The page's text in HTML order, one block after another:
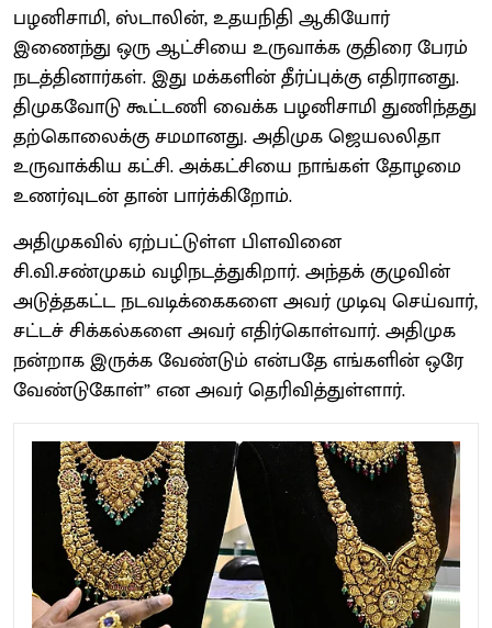
பழனிசாமி, ஸ்டாலின், உதயநிதி ஆகியோர்
இணைந்து ஒரு ஆட்சியை உருவாக்க குதிரை பேரம்
நடத்தினார்கள். இது மக்களின் தீர்ப்புக்கு எதிரானது.
திமுகவோடு கூட்டணி வைக்க பழனிசாமி துணிந்தது
தற்கொலைக்கு சமமானது. அதிமுக ஜெயலலிதா
உருவாக்கிய கட்சி. அக்கட்சியை நாங்கள் தோழமை
உணர்வுடன் தான் பார்க்கிறோம்.
அதிமுகவில் ஏற்பட்டுள்ள பிளவினை
சி.வி.சண்முகம் வழிநடத்துகிறார். அந்தக் குழுவின்
அடுத்தகட்ட நடவடிக்கைகளை அவர் முடிவு செய்வார்,
சட்டச் சிக்கல்களை அவர் எதிர்கொள்வார். அதிமுக
நன்றாக இருக்க வேண்டும் என்பதே எங்களின் ஒரே
வேண்டுகோள்” என அவர் தெரிவித்துள்ளார்.